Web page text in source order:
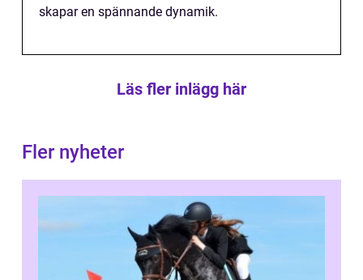
skapar en spännande dynamik.
Läs fler inlägg här
Fler nyheter